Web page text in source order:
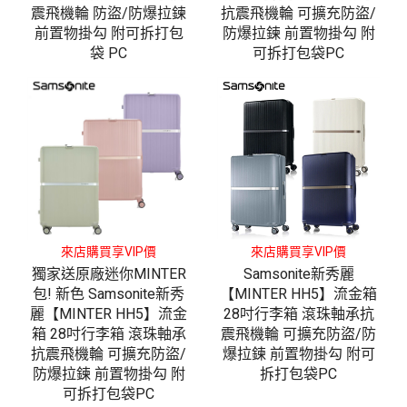
震飛機輪 防盜/防爆拉鍊
前置物掛勾 附可拆打包
袋 PC
抗震飛機輪 可擴充防盜/
防爆拉鍊 前置物掛勾 附
可拆打包袋PC
來店購買享VIP價
獨家送原廠迷你MINTER
包! 新色 Samsonite新秀
麗【MINTER HH5】流金
箱 28吋行李箱 滾珠軸承
抗震飛機輪 可擴充防盜/
防爆拉鍊 前置物掛勾 附
可拆打包袋PC
來店購買享VIP價
Samsonite新秀麗
【MINTER HH5】流金箱
28吋行李箱 滾珠軸承抗
震飛機輪 可擴充防盜/防
爆拉鍊 前置物掛勾 附可
拆打包袋PC